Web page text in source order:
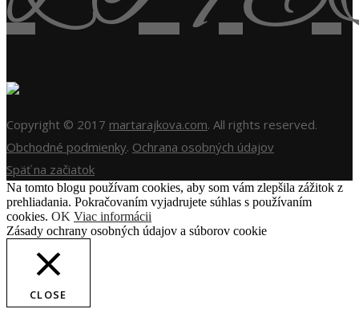
Copyright © 2017 martarajkova.com. All rights reserved.
Obchodné podmienky. Ochrana osobných údajov
Späť na začiatok
Na tomto blogu používam cookies, aby som vám zlepšila zážitok z
prehliadania. Pokračovaním vyjadrujete súhlas s používaním
cookies. OK Viac informácii
Zásady ochrany osobných údajov a súborov cookie
CLOSE